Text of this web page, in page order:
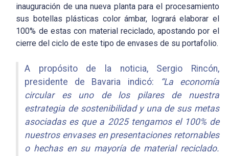
inauguración de una nueva planta para el procesamiento
sus botellas plásticas color ámbar, logrará elaborar el
100% de estas con material reciclado, apostando por el
cierre del ciclo de este tipo de envases de su portafolio.
A propósito de la noticia, Sergio Rincón,
presidente de Bavaria indicó:
“La economía
circular es uno de los pilares de nuestra
estrategia de sostenibilidad y una de sus metas
asociadas es que a 2025 tengamos el 100% de
nuestros envases en presentaciones retornables
o hechas en su mayoría de material reciclado.